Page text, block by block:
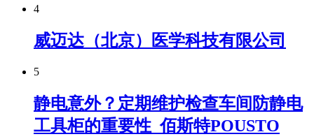
4
威迈达（北京）医学科技有限公司
5
静电意外？定期维护检查车间防静电
工具柜的重要性_佰斯特POUSTO